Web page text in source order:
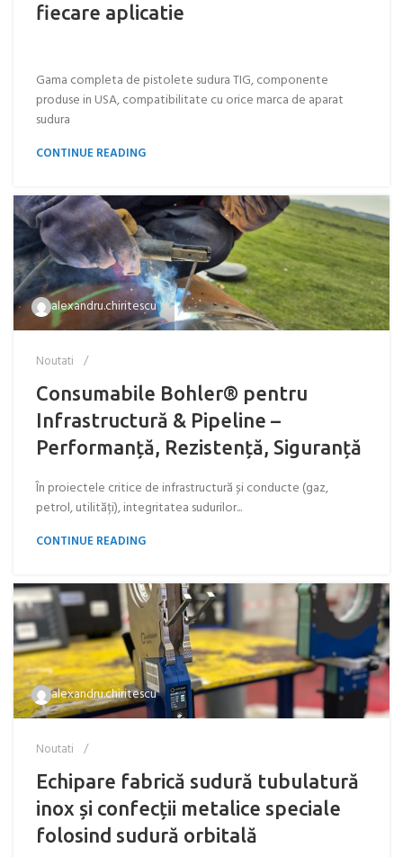
fiecare aplicatie
Gama completa de pistolete sudura TIG, componente
produse in USA, compatibilitate cu orice marca de aparat
sudura
CONTINUE READING
alexandru.chiritescu
Noutati
Consumabile Bohler® pentru
Infrastructură & Pipeline –
Performanță, Rezistență, Siguranță
În proiectele critice de infrastructură și conducte (gaz,
petrol, utilități), integritatea sudurilor...
CONTINUE READING
alexandru.chiritescu
Noutati
Echipare fabrică sudură tubulatură
inox și confecții metalice speciale
folosind sudură orbitală